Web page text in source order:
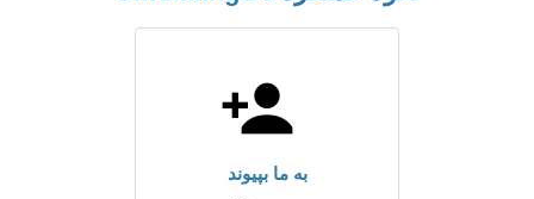
به ما بپیوند